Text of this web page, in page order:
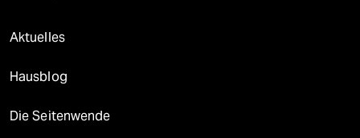
Aktuelles
Hausblog
Die Seitenwende